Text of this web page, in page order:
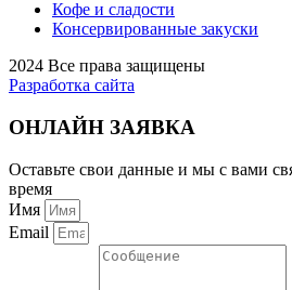
Кофе и сладости
Консервированные закуски
2024 Все права защищены
Разработка сайта
ОНЛАЙН ЗАЯВКА
Оставьте свои данные и мы с вами
время
Имя
Email